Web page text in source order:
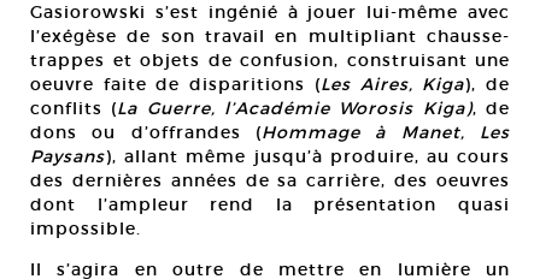
Gasiorowski s’est ingénié à jouer lui-même avec
l’exégèse de son travail en multipliant chausse-
trappes et objets de confusion, construisant une
oeuvre faite de disparitions (Les Aires, Kiga), de
conflits (La Guerre, l’Académie Worosis Kiga), de
dons ou d’offrandes (Hommage à Manet, Les
Paysans), allant même jusqu’à produire, au cours
des dernières années de sa carrière, des oeuvres
dont l’ampleur rend la présentation quasi
impossible.
Il s’agira en outre de mettre en lumière un